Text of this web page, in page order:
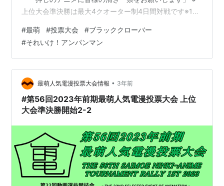
上位大会準決勝は最大4クオーター制4日間対戦です※1ク
参加は無効とさせていただきます（以下同じです） （こ
こから実況）第3クオーター序盤に動きがありました「ブ
ラッククローバー」が1点加点し2点リードに変わりまし
た第3クオーター中盤の動きはありません第3クオーター
終盤の動きはありません第3クオーター終了現在2対0で
「ブラッククロ…
#最萌 #投票大会 #ブラッククローバー
#それいけ！アンパンマン
最萌人気電漫投票大会情報 • 3年前
#第56回2023年前期最萌人気電漫投票大会 上位
大会準決勝開始2-2